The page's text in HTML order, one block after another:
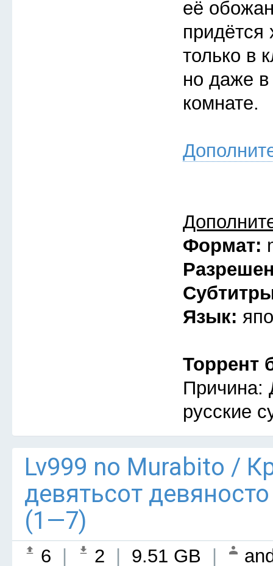
её
придётся
только в
но даже в
комнате.
Формат:
Язык:
Торрент
Причина:
русские
Lv999 no Murabito /
девятьсот
(1—7)
6 2 9.51 GB